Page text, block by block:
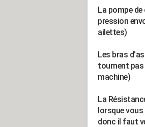
La pompe
pression
ailettes)
Les bras
tournent pas
machine)
La
lorsque
donc il faut